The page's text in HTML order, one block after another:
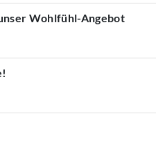
Wohlfühl-Angebot